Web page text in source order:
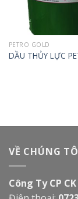
PETRO GOLD
DẦU THỦY LỰC
VỀ CHÚNG
Công Ty CP